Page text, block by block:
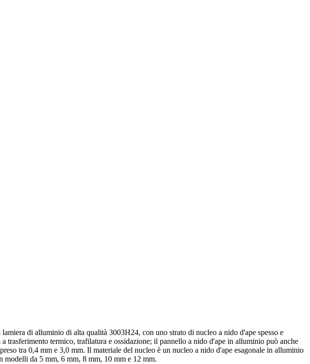
di alluminio di alta qualità 3003H24, con uno strato di nucleo a nido d'ape spesso e
trasferimento termico, trafilatura e ossidazione; il pannello a nido d'ape in alluminio può anche
tra 0,4 mm e 3,0 mm. Il materiale del nucleo è un nucleo a nido d'ape esagonale in alluminio
modelli da 5 mm, 6 mm, 8 mm, 10 mm e 12 mm.